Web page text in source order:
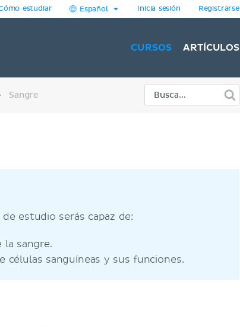
estudiar Español Inicia sesión Registrarse
CURSOS ARTÍCULOS
Sangre
estudio serás capaz de:
la sangre.
células sanguíneas y sus funciones.